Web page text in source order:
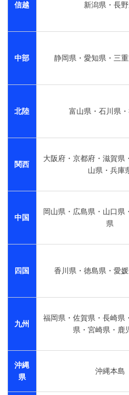
信越 新潟県・長
中部 静岡県・愛知県・三
北陸 富山県・石川県
関西
大阪府・京都府・滋賀県
山県・兵庫
中国
岡山県・広島県・山口県
県
四国 香川県・徳島県・愛
九州
福岡県・佐賀県・長崎県
県・宮崎県・鹿
沖縄
県
沖縄本島